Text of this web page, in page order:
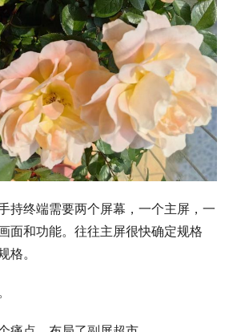
持终端需要两个屏幕，一个主屏，一
面和功能。往往主屏很快确定规格
格。